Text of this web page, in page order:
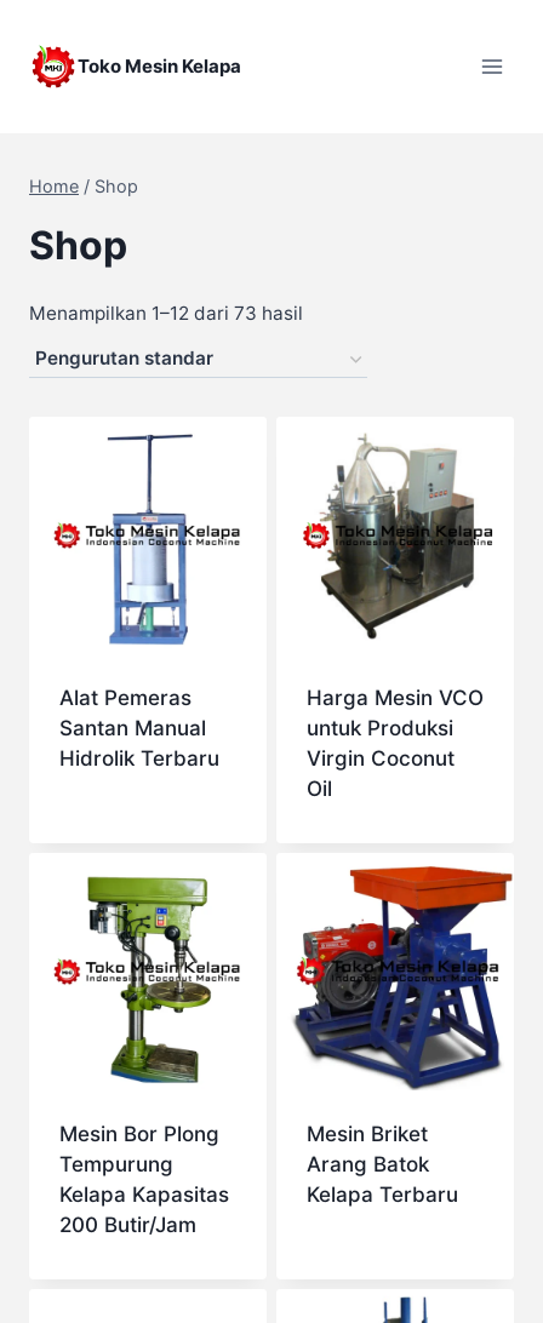
content
Toko Mesin Kelapa
Home / Shop
Shop
Menampilkan 1–12 dari 73 hasil
Alat Pemeras
Santan Manual
Hidrolik Terbaru
Harga Mesin VCO
untuk Produksi
Virgin Coconut
Oil
Mesin Bor Plong
Tempurung
Kelapa Kapasitas
200 Butir/Jam
Mesin Briket
Arang Batok
Kelapa Terbaru